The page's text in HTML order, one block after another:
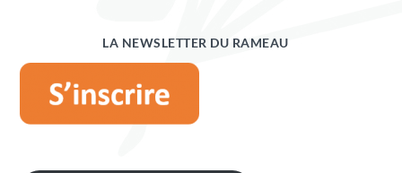
LA NEWSLETTER DU RAMEAU